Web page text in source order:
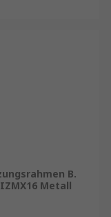
B.
Metall